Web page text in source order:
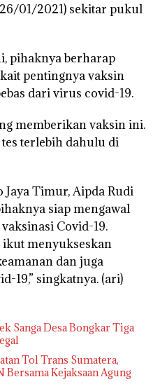
01/2021) sekitar pukul
pihaknya berharap
pentingnya vaksin
dari virus covid-19.
memberikan vaksin ini.
terlebih dahulu di
Jaya Timur, Aipda Rudi
siap mengawal
Covid-19.
ikut menyukseskan
dan juga
19,” singkatnya. (ari)
Sanga Desa Bongkar Tiga
Tol Trans Sumatera,
Bersama Kejaksaan Agung